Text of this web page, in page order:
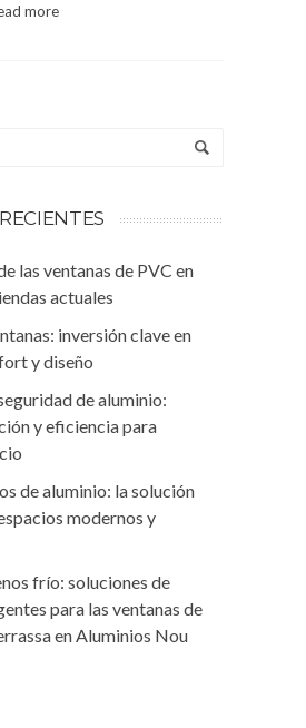
more
las ventanas de PVC en
actuales
inversión clave en
y diseño
de aluminio:
y eficiencia para
de aluminio: la solución
modernos y
frío: soluciones de
para las ventanas de
en Aluminios Nou